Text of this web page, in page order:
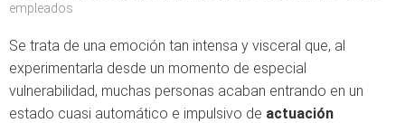
empleados
Se trata de una emoción tan intensa y visceral que, al
experimentarla desde un momento de especial
vulnerabilidad, muchas personas acaban entrando en un
estado cuasi automático e impulsivo de actuación